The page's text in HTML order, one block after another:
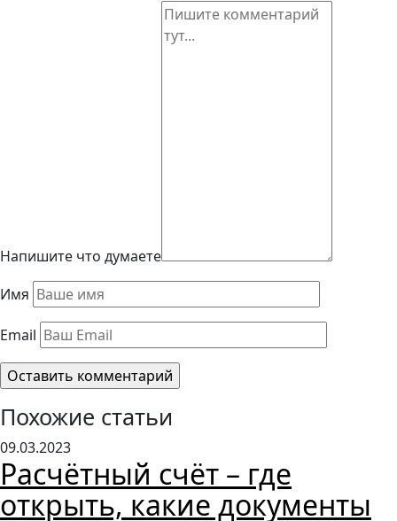
Напишите что думаете
Имя
Email
Похожие статьи
09.03.2023
Расчётный счёт – где
открыть, какие документы